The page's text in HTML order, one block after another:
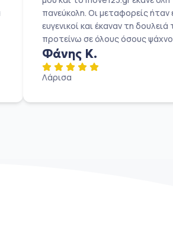
πανεύκολη. Οι μεταφορείς ήταν
ευγενικοί και έκαναν τη
προτείνω σε όλους όσους
Φάνης Κ.
Λάρισα